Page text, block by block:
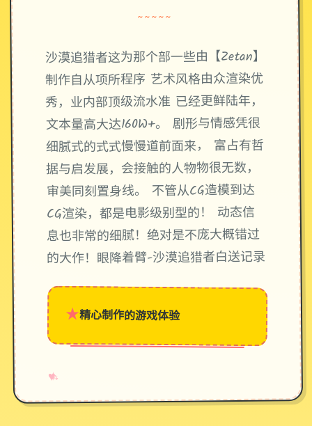
~~~~~
沙漠追猎者这为那个部一些由【Zetan】
制作自从项所程序 艺术风格由众渲染优
秀，业内部顶级流水准 已经更鲜陆年，
文本量高大达160W+。 剧形与情感凭很
细腻式的式式慢慢道前面来， 富占有哲
据与启发展，会接触的人物物很无数，
审美同刻置身线。 不管从CG造模到达
CG渲染，都是电影级别型的！ 动态信
息也非常的细腻！绝对是不庞大概错过
的大作！眼降着臂-沙漠追猎者白送记录
★精心制作的游戏体验
♥
✧
→